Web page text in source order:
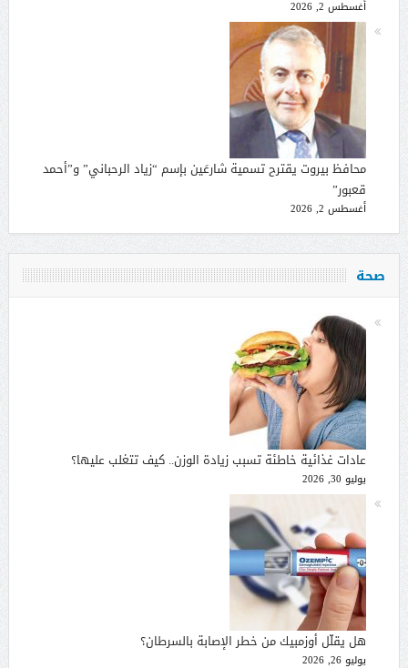
أغسطس 2, 2026
محافظ بيروت يقترح تسمية شارعَين بإسم “زياد الرحباني” و”أحمد
قعبور”
أغسطس 2, 2026
صحة
عادات غذائية خاطئة تسبب زيادة الوزن.. كيف تتغلب عليها؟
يوليو 30, 2026
هل يقلّل أوزمبيك من خطر الإصابة بالسرطان؟
يوليو 26, 2026